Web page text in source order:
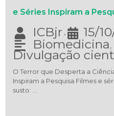
e Séries Inspiram a
ICBjr • 15/
Biomedicina,
Divulgação
O Terror que Desperta a
Inspiram a Pesquisa Filmes e
susto: …